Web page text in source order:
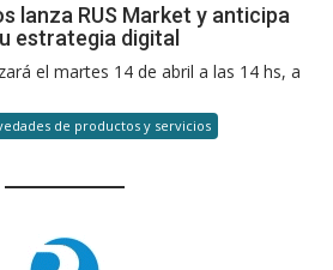
lanza RUS Market y anticipa
estrategia digital
el martes 14 de abril a las 14 hs, a
de productos y servicios